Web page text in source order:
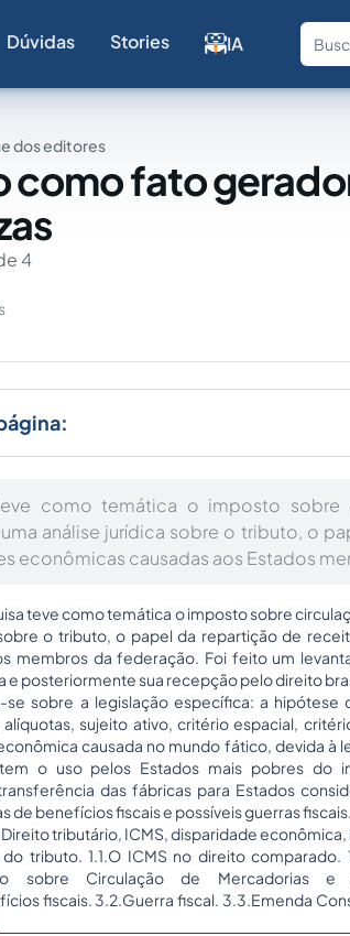
Dúvidas Stories IA
dos editores
como fato
4
como temática o imposto sobre
uma análise jurídica sobre o tributo, o
econômicas causadas aos Estados
teve como temática o imposto sobre
o tributo, o papel da repartição de
membros da federação. Foi feito um
e posteriormente sua recepção pelo direito
se sobre a legislação específica: a
sujeito ativo, critério espacial,
causada no mundo fático, devida à
o uso pelos Estados mais pobres do
das fábricas para Estados
de benefícios fiscais e possíveis guerras fiscais.
Direito tributário, ICMS, disparidade
do tributo. 1.1.O ICMS no direito
sobre Circulação de Mercadorias e
fiscais. 3.2.Guerra fiscal. 3.3.Emenda